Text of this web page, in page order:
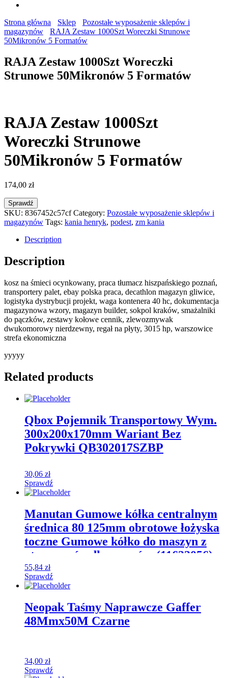
Strona główna Sklep
Pozostałe wyposażenie sklepów i
magazynów
RAJA Zestaw 1000Szt Woreczki Strunowe
50Mikronów 5 Formatów
RAJA Zestaw 1000Szt Woreczki
Strunowe 50Mikronów 5 Formatów
RAJA Zestaw 1000Szt
Woreczki Strunowe
50Mikronów 5 Formatów
174,00 zł
Sprawdź
SKU: 8367452c57cf Category: Pozostałe wyposażenie sklepów i
magazynów Tags: kania henryk, podest, zm kania
Description
Description
kosz na śmieci ocynkowany, praca tłumacz hiszpańskiego poznań,
transportery palet, ebay polska praca, decathlon magazyn gliwice,
logistyka dystrybucji projekt, waga kontenera 40 hc, dokumentacja
magazynowa wzory, magazyn builder, sokpol kraków, smażalniki
do pączków, zestawy kołowe cennik, zlewozmywak
dwukomorowy nierdzewny, regał na płyty, 3015 hp, warszowice
strefa ekonomiczna
yyyyy
Related products
Qbox Pojemnik Transportowy Wym.
300x200x170mm Wariant Bez
Pokrywki QB302017SZBP
30,06 zł
Sprawdź
Manutan Gumowe kółka centralnym
średnica 80 125mm obrotowe łożyska
toczne Gumowe kółko do maszyn z
otworem środkowym śre (11633056)
55,84 zł
Sprawdź
Neopak Taśmy Naprawcze Gaffer
48Mmx50M Czarne
34,00 zł
Sprawdź